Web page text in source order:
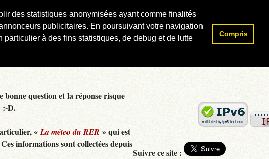
des statistiques anonymisées ayant comme finalités
publicitaires. En poursuivant votre navigation
à des fins statistiques, de debug et de lutte
Compris
question et la réponse risque
:-D.
«La méteo du RER » qui est
informations sont collectées depuis
Rechercher :
Suivre ce site :